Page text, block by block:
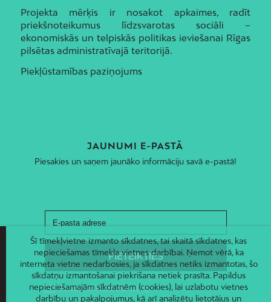
Projekta mērķis ir nosakot apkaimes, radīt
priekšnoteikumus līdzsvarotas sociāli –
ekonomiskās un telpiskās politikas ieviešanai Rīgas
pilsētas administratīvajā teritorijā.
Piekļūstamības paziņojums
JAUNUMI E-PASTĀ
Piesakies un saņem jaunāko informāciju savā e-pastā!
Šī tīmekļvietne izmanto sīkdatnes, tai skaitā sīkdatnes, kas
nepieciešamas tīmekļa vietnes darbībai. Ņemot vērā, ka
interneta vietne nedarbosies, ja sīkdatnes netiks izmantotas, šo
sīkdatņu izmantošanai piekrišana netiek prasīta. Papildus
nepieciešamajām sīkdatnēm (cookies), lai uzlabotu vietnes
darbību un pakalpojumus, kā arī analizētu lietotājus un